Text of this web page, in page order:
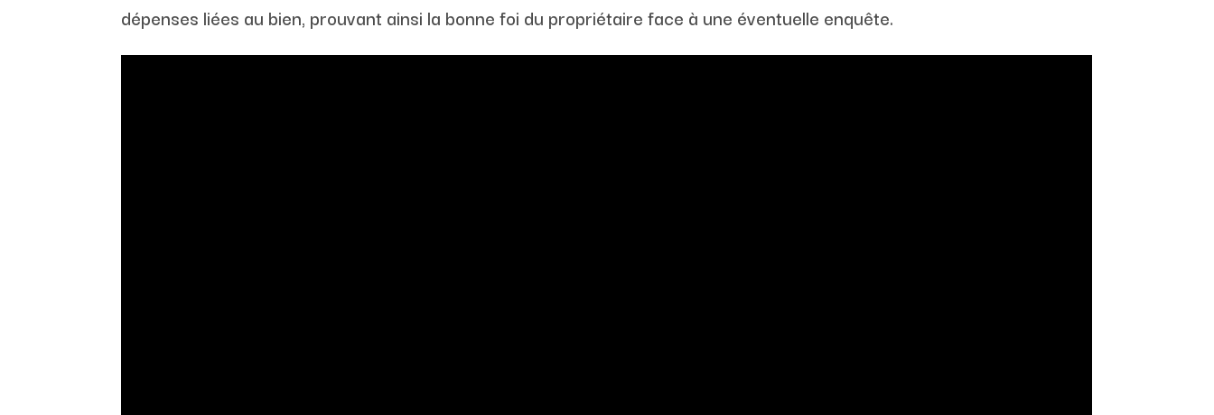
dépenses liées au bien, prouvant ainsi la bonne foi du propriétaire face à une éventuelle enquête.